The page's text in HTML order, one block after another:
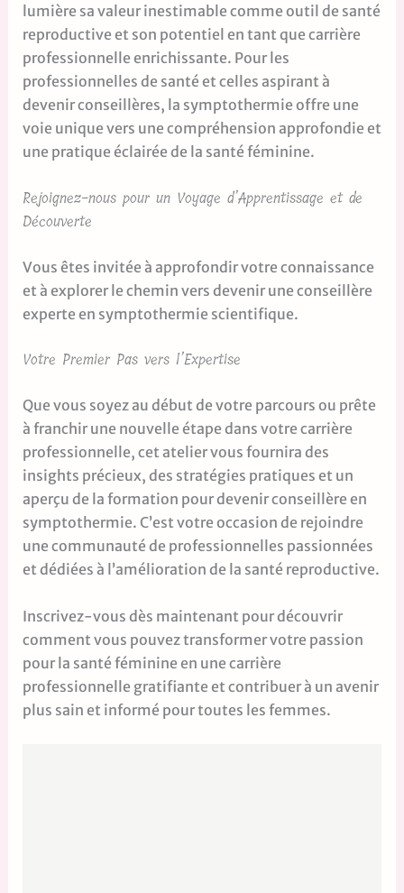
lumière sa valeur inestimable comme outil de santé
reproductive et son potentiel en tant que carrière
professionnelle enrichissante. Pour les
professionnelles de santé et celles aspirant à
devenir conseillères, la symptothermie offre une
voie unique vers une compréhension approfondie et
une pratique éclairée de la santé féminine.
Rejoignez-nous pour un Voyage d’Apprentissage et de
Découverte
Vous êtes invitée à approfondir votre connaissance
et à explorer le chemin vers devenir une conseillère
experte en symptothermie scientifique.
Votre Premier Pas vers l’Expertise
Que vous soyez au début de votre parcours ou prête
à franchir une nouvelle étape dans votre carrière
professionnelle, cet atelier vous fournira des
insights précieux, des stratégies pratiques et un
aperçu de la formation pour devenir conseillère en
symptothermie. C’est votre occasion de rejoindre
une communauté de professionnelles passionnées
et dédiées à l’amélioration de la santé reproductive.
Inscrivez-vous dès maintenant pour découvrir
comment vous pouvez transformer votre passion
pour la santé féminine en une carrière
professionnelle gratifiante et contribuer à un avenir
plus sain et informé pour toutes les femmes.